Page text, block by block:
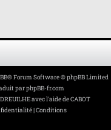
® Forum Software © phpBB Limited
parphpBB-fr.com
avec l'aide de CABOT
|Conditions